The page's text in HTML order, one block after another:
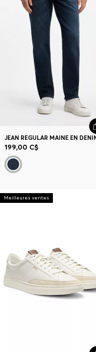
199,00 C$
Meilleures ventes